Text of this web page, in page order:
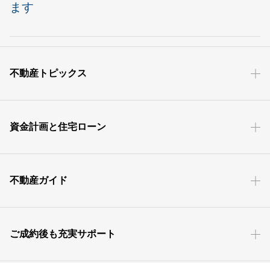
ます
不動産トピックス
資金計画と住宅ローン
不動産ガイド
ご成約後も充実サポート